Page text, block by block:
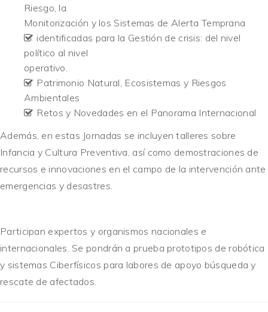
Riesgo, la
Monitorización y los Sistemas de Alerta Temprana
identificadas para la Gestión de crisis: del nivel
político al nivel
operativo.
Patrimonio Natural, Ecosistemas y Riesgos
Ambientales
Retos y Novedades en el Panorama Internacional
Además, en estas Jornadas se incluyen talleres sobre
Infancia y Cultura Preventiva, así como demostraciones de
recursos e innovaciones en el campo de la intervención ante
emergencias y desastres.
Participan expertos y organismos nacionales e
internacionales. Se pondrán a prueba prototipos de robótica
y sistemas Ciberfísicos para labores de apoyo búsqueda y
rescate de afectados.